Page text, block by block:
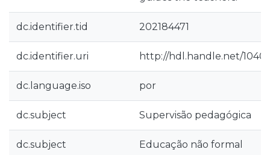
dc.identifier.tid 202184471
dc.identifier.uri http://hdl.handle.net/
dc.language.iso por
dc.subject Supervisão pedagógica
dc.subject Educação não formal